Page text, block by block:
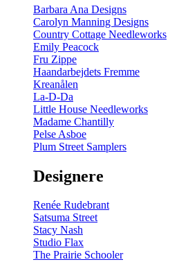
Barbara Ana Designs
Carolyn Manning Designs
Country Cottage Needleworks
Emily Peacock
Fru Zippe
Haandarbejdets Fremme
Kreanålen
La-D-Da
Little House Needleworks
Madame Chantilly
Pelse Asboe
Plum Street Samplers
Designere
Renée Rudebrant
Satsuma Street
Stacy Nash
Studio Flax
The Prairie Schooler